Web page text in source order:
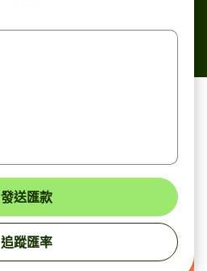
發送匯款
追蹤匯率